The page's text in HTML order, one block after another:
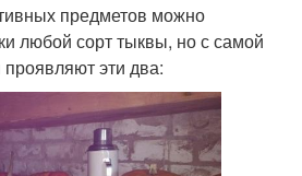
предметов можно
любой сорт тыквы, но с самой
эти два: